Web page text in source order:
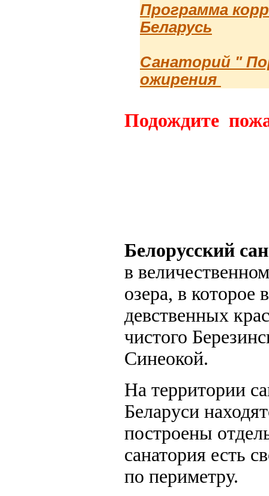
Программа
Беларусь
Санаторий "
ожирения
Подождите
Белорусский
в
озера, в которое
девственных
чистого
Синеокой.
На территории
Беларуси
построены
санатория есть
по периметру.